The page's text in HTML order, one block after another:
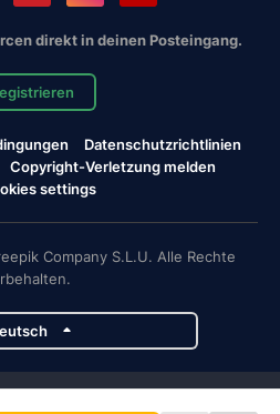
direkt in deinen Posteingang.
Datenschutzrichtlinien
Copyright-Verletzung melden
settings
Company S.L.U. Alle Rechte